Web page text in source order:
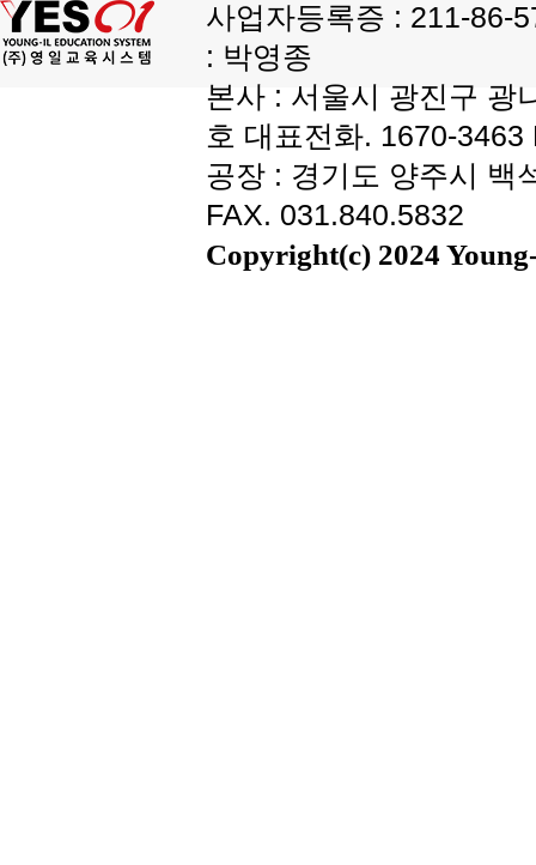
사업자등록증 : 211-86-
: 박영종
본사 : 서울시 광진구 광
호 대표전화. 1670-
공장 : 경기도 양주시 백
FAX. 031.840.5832
Copyright(c) 2024